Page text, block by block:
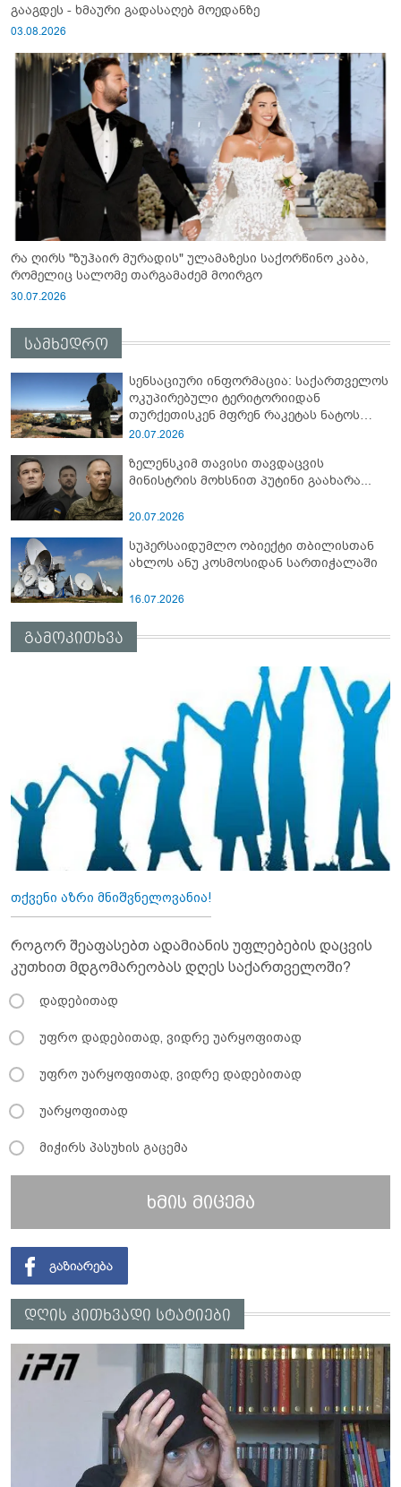
გააგდეს - ხმაური გადასაღებ მოედანზე
03.08.2026
რა ღირს "ზუჰაირ მურადის" ულამაზესი საქორწინო კაბა,
რომელიც სალომე თარგამაძემ მოირგო
30.07.2026
სამხედრო
სენსაციური ინფორმაცია: საქართველოს
ოკუპირებული ტერიტორიიდან
თურქეთისკენ მფრენ რაკეტას ნატოს
სამიტი კინაღამ ჩაუშლია
20.07.2026
ზელენსკიმ თავისი თავდაცვის
მინისტრის მოხსნით პუტინი გაახარა...
20.07.2026
სუპერსაიდუმლო ობიექტი თბილისთან
ახლოს ანუ კოსმოსიდან სართიჭალაში
16.07.2026
გამოკითხვა
თქვენი აზრი მნიშვნელოვანია!
როგორ შეაფასებთ ადამიანის უფლებების დაცვის
კუთხით მდგომარეობას დღეს საქართველოში?
დადებითად
უფრო დადებითად, ვიდრე უარყოფითად
უფრო უარყოფითად, ვიდრე დადებითად
უარყოფითად
მიჭირს პასუხის გაცემა
ხმის მიცემა
დღის კითხვადი სტატიები